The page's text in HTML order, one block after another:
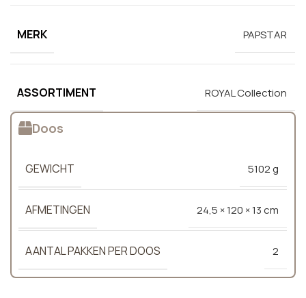
MERK PAPSTAR
ASSORTIMENT ROYAL Collection
Doos
GEWICHT 5102 g
AFMETINGEN 24,5 × 120 × 13 cm
AANTAL PAKKEN PER DOOS 2